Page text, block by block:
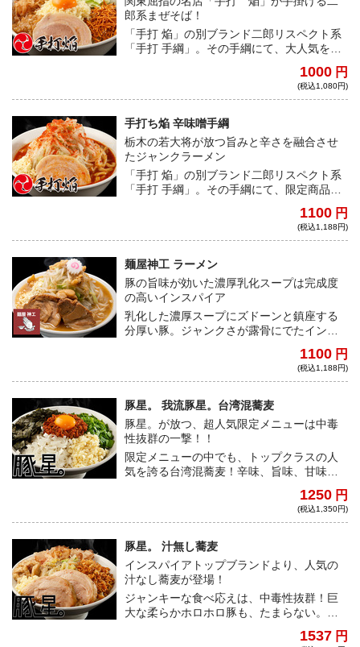
れは久々に革命の予感！
郎系まぜそば！
「手打 焔」の別ブランド二郎リスペクト系
「手打 手綱」。その手綱にて、大人気を誇
登場！ ワシワシとした食感の自家製極太麺
は、通常よりも長めの仕上がりとなってい
プ、更には良質な甘みをまとった背脂とよ
く絡み、 ずしりとした重さを箸に感じる逸
品だ。インパクト、中毒性に加えて、焔な
らではの絶妙なバランスを織りなすまぜそ
ばは、大胆さと繊細さを兼ね添えた究極の
一杯だ。
1000 円
(税込1,080円)
手打ち焔 辛味噌手綱
栃木の若大将が放つ旨みと辛さを融合させ
たジャンクラーメン
「手打 焔」の別ブランド二郎リスペクト系
「手打 手綱」。その手綱にて、限定商品と
場！旨味、辛味、甘味の究極の三位一体！
1100 円
(税込1,188円)
麺屋神工 ラーメン
豚の旨味が効いた濃厚乳化スープは完成度
の高いインスパイア
乳化した濃厚スープにズドーンと鎮座する
分厚い豚。ジャンクさが露骨にでたインス
茹でたヤサイと味付き脂は相性抜群だ！
1100 円
(税込1,188円)
豚星。 我流豚星。台湾混蕎麦
豚星。が放つ、超人気限定メニューは中毒
性抜群の一撃！！
限定メニューの中でも、トップクラスの人
気を誇る台湾混蕎麦！辛味、旨味、甘味が
相まって、アトラクションさながらの楽し
1250 円
(税込1,350円)
豚星。 汁無し蕎麦
インスパイアトップブランドより、人気の
汁なし蕎麦が登場！
ジャンキーな食べ応えは、中毒性抜群！巨
大な柔らかホロホロ豚も、たまらない。た
好みでマヨネーズを加えてガッツリ食らい
1537 円